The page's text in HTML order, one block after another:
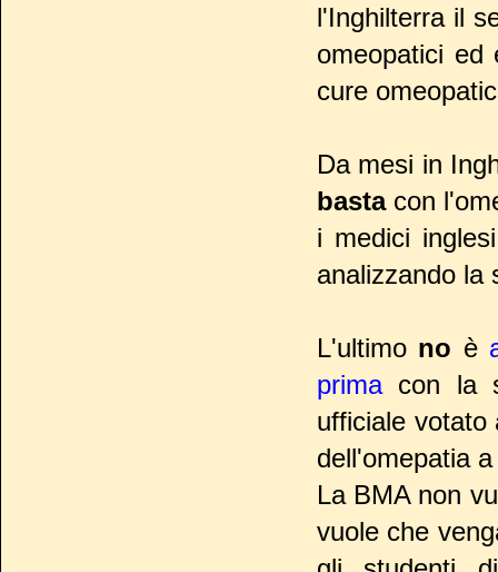
l'Inghilterra il
omeopatici ed
cure
Da mesi in
bastacon
i medici
analizzando la
L'ultimo no è
primacon la
ufficiale
dell'omepatia
La BMA non
vuole che